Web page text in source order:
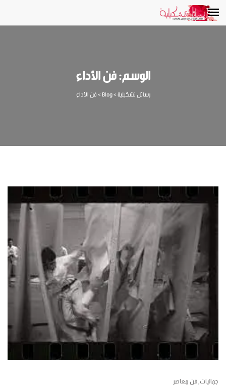
الوسم:فن الأداء
رسائل تشكيلية>
Blog
>فن الأداء
جماليات,فن معاصر